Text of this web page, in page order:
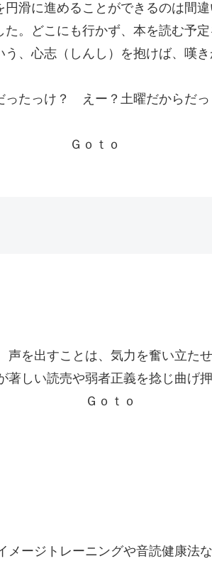
滑に進めることができるのは間違
。どこにも行かず、本を読む予
、心志（しんし）を抱けば、嘆
ったっけ？ えー？土曜だからだっ
ｏ
声を出すことは、気力を奮い立た
著しい読売や弱者正義を捻じ曲げ
が。 Ｇｏｔｏ
ージトレーニングや音読健康法な